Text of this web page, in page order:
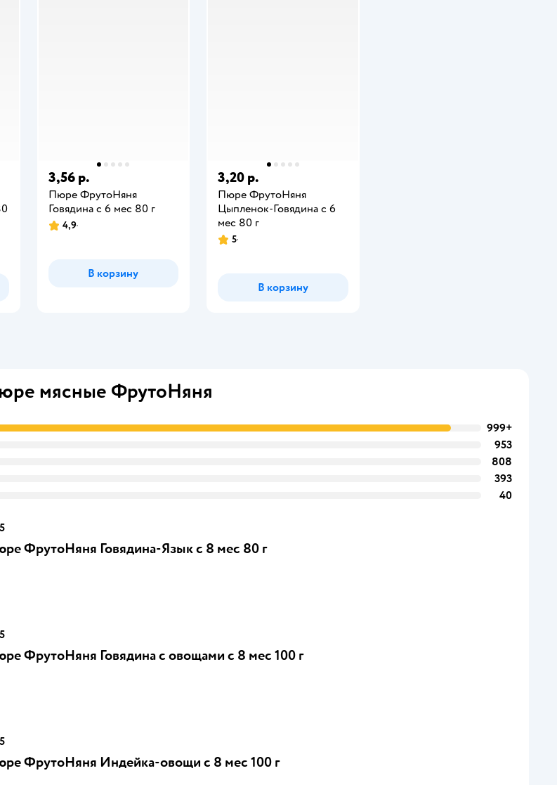
3,56 р.
Пюре ФрутоНяня
Говядина с 6 мес 80 г
4,9
В корзину
3,20 р.
Пюре ФрутоНяня
Цыпленок-Говядина с 6
мес 80 г
5
В корзину
мясные ФрутоНяня
999+
953
808
393
40
5
ФрутоНяня Говядина-Язык с 8 мес 80 г
5
ФрутоНяня Говядина с овощами с 8 мес 100 г
5
ФрутоНяня Индейка-овощи с 8 мес 100 г